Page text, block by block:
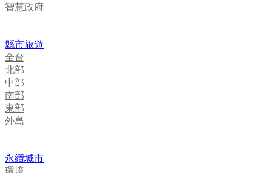
智慧政府
縣市旅遊
全台
北部
中部
南部
東部
外島
永續城市
環境